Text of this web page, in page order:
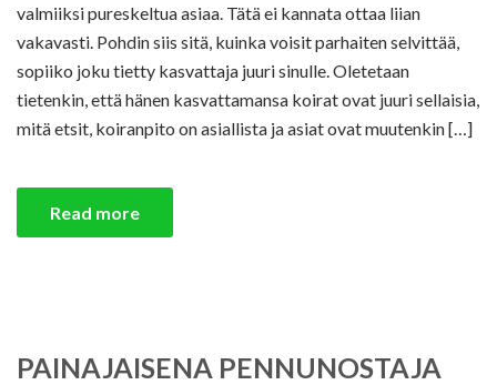
valmiiksi pureskeltua asiaa. Tätä ei kannata ottaa liian
vakavasti. Pohdin siis sitä, kuinka voisit parhaiten selvittää,
sopiiko joku tietty kasvattaja juuri sinulle. Oletetaan
tietenkin, että hänen kasvattamansa koirat ovat juuri sellaisia,
mitä etsit, koiranpito on asiallista ja asiat ovat muutenkin […]
Read more
PAINAJAISENA PENNUNOSTAJA